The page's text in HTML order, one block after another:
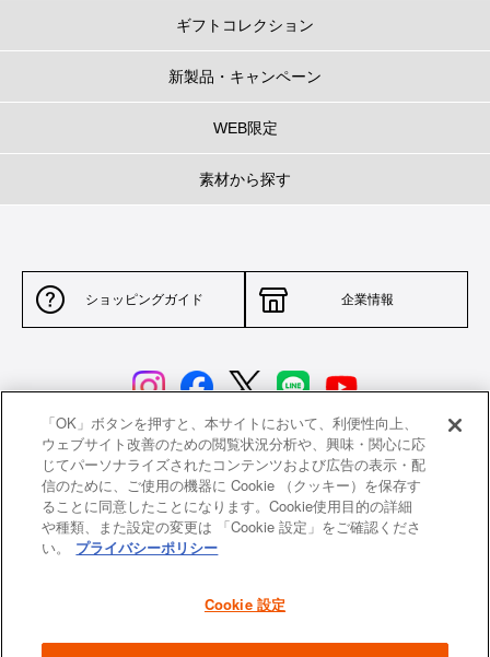
ギフトコレクション
新製品・キャンペーン
WEB限定
素材から探す
ショッピングガイド 企業情報
サイトポリシー 特定商取引法に基づく表示
並行輸入品について 個人情報保護方針
返品について
よくあるご質問 お問い合わせ
「OK」ボタンを押すと、本サイトにおいて、利便性向上、
ウェブサイト改善のための閲覧状況分析や、興味・関心に応
じてパーソナライズされたコンテンツおよび広告の表示・配
信のために、ご使用の機器に Cookie （クッキー）を保存す
ることに同意したことになります。Cookie使用目的の詳細
や種類、また設定の変更は 「Cookie 設定」をご確認くださ
い。
プライバシーポリシー
Cookie 設定